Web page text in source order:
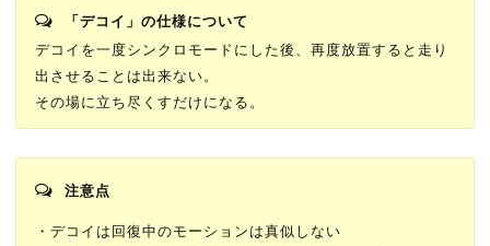
「デコイ」の仕様について
デコイを一度シンクロモードにした後、再度放置すると走り
出させることは出来ない。
その場に立ち尽くすだけになる。
注意点
・デコイは回復中のモーションは真似しない